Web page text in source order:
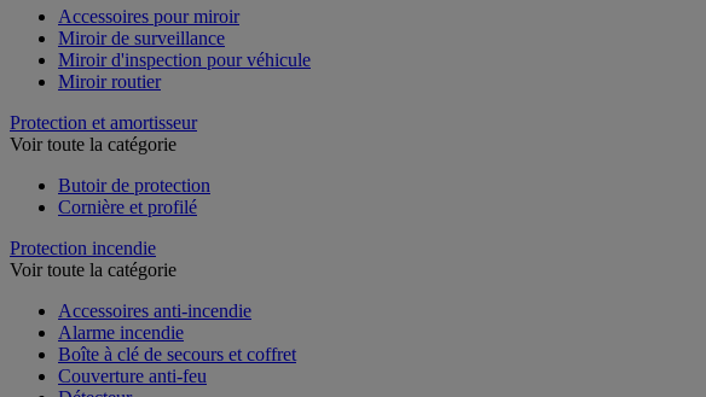
Accessoires pour miroir
Miroir de surveillance
Miroir d'inspection pour véhicule
Miroir routier
Protection et amortisseur
Voir toute la catégorie
Butoir de protection
Cornière et profilé
Protection incendie
Voir toute la catégorie
Accessoires anti-incendie
Alarme incendie
Boîte à clé de secours et coffret
Couverture anti-feu